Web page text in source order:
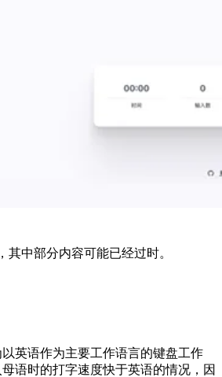
其中部分内容可能已经过时。
英语作为主要工作语言的键盘工作
语时的打字速度快于英语的情况，因